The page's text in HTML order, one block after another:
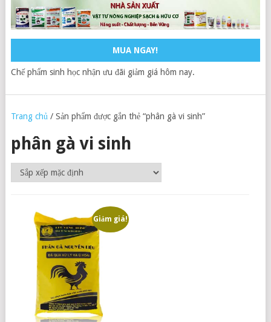
MUA NGAY!
Chế phẩm sinh học nhận ưu đãi giảm giá hôm nay.
Trang chủ / Sản phẩm được gắn thẻ “phân gà vi sinh”
phân gà vi sinh
Giảm giá!